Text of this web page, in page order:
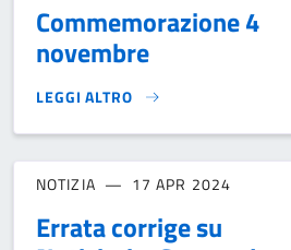
Commemorazione 4
novembre
LEGGI ALTRO
COMMEMORAZIONE 4 NOVEMBRE}
NOTIZIA 17 APR 2024
Errata corrige su